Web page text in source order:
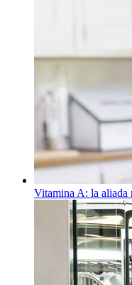
Vitamina A: la aliada